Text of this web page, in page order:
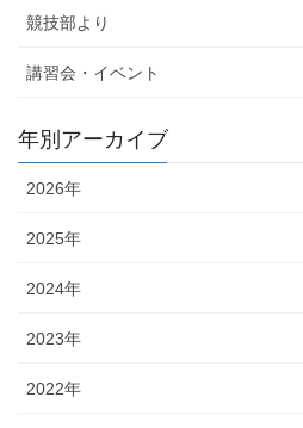
競技部より
講習会・イベント
年別アーカイブ
2026年
2025年
2024年
2023年
2022年